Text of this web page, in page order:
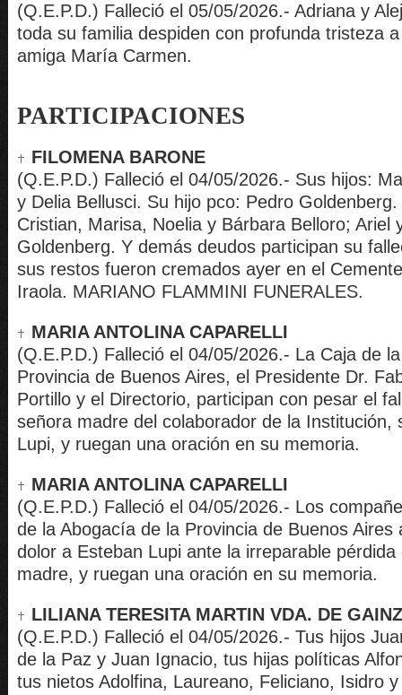
(Q.E.P.D.) Falleció el 05/05/2026.- Adriana y
toda su familia despiden con profunda tristeza
amiga María Carmen.
PARTICIPACIONES
FILOMENA BARONE
(Q.E.P.D.) Falleció el 04/05/2026.- Sus hijos:
y Delia Bellusci. Su hijo pco: Pedro
Cristian, Marisa, Noelia y Bárbara Belloro; Ariel
Goldenberg. Y demás deudos participan su
sus restos fueron cremados ayer en el
Iraola. MARIANO FLAMMINI FUNERALES.
MARIA ANTOLINA CAPARELLI
(Q.E.P.D.) Falleció el 04/05/2026.- La Caja de
Provincia de Buenos Aires, el Presidente Dr.
Portillo y el Directorio, participan con pesar el
señora madre del colaborador de la Institución,
Lupi, y ruegan una oración en su memoria.
MARIA ANTOLINA CAPARELLI
(Q.E.P.D.) Falleció el 04/05/2026.- Los
de la Abogacía de la Provincia de Buenos Aires
dolor a Esteban Lupi ante la irreparable pérdida
madre, y ruegan una oración en su memoria.
LILIANA TERESITA MARTIN VDA. DE
(Q.E.P.D.) Falleció el 04/05/2026.- Tus hijos
de la Paz y Juan Ignacio, tus hijas políticas
tus nietos Adolfina, Laureano, Feliciano, Isidro